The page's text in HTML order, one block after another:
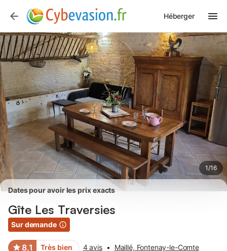
Héberger
1/16
Photos Équipements Avis des voyageurs
Dates pour avoir les prix exacts
Gîte Les Traversies
Sur demande
8,1 Très bien 4 avis • Maillé, Fontenay-le-Comte